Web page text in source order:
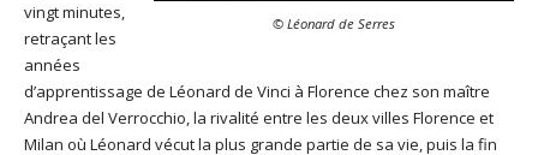
© Léonard de Serres
vingt minutes,
retraçant les
années
d’apprentissage de Léonard de Vinci à Florence chez son maître
Andrea del Verrocchio, la rivalité entre les deux villes Florence et
Milan où Léonard vécut la plus grande partie de sa vie, puis la fin